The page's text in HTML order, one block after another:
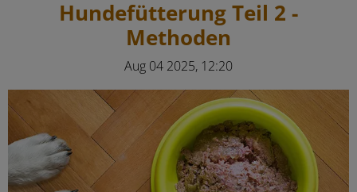
Hundefütterung Teil 2 -
Methoden
Aug 04 2025, 12:20